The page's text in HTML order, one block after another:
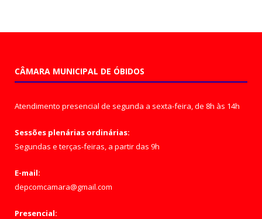
CÂMARA MUNICIPAL DE ÓBIDOS
Atendimento presencial de segunda a sexta-feira, de 8h às 14h
Sessões plenárias ordinárias:
Segundas e terças-feiras, a partir das 9h
E-mail:
depcomcamara@gmail.com
Presencial: